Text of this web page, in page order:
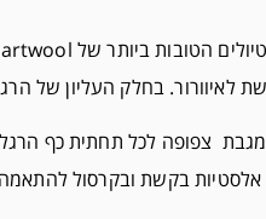
לאיוורור. בחלק העליון של
צפופה לכל תחתית כף
אלסטיות בקשת ובקרסול